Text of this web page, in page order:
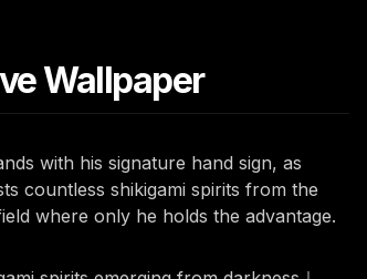
Wallpaper
with his signature hand sign, as
countless shikigami spirits from the
where only he holds the advantage.